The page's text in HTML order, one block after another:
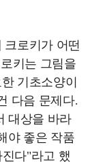
크로키가 어떤
키는 그림을
기초소양이
다음 문제다.
대상을 바라
야 좋은 작품
다"라고 했